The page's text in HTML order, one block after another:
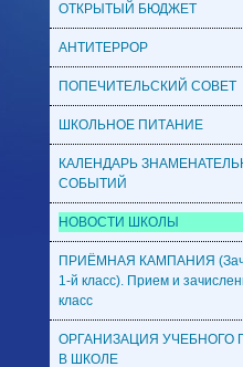
ОТКРЫТЫЙ БЮДЖЕТ
АНТИТЕРРОР
ПОПЕЧИТЕЛЬСКИЙ СОВЕТ
ШКОЛЬНОЕ ПИТАНИЕ
КАЛЕНДАРЬ
СОБЫТИЙ
НОВОСТИ ШКОЛЫ
ПРИЁМНАЯ КАМПАНИЯ
1-й класс). Прием и
класс
ОРГАНИЗАЦИЯ УЧЕБНОГО
В ШКОЛЕ